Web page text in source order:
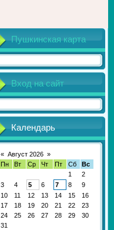
Пушкинская карта
Вход на сайт
Календарь
« Август 2026 »
Пн
Вт Ср Чт Пт Сб
Вс
1
2
3
4 5 6 7 8
9
10
11 12 13 14 15
16
17
18 19 20 21 22
23
24
25 26 27 28 29
30
31